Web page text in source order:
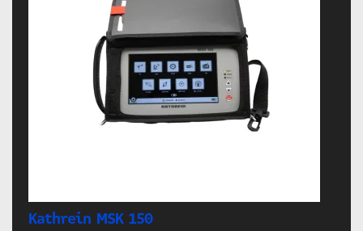
Kathrein MSK 150